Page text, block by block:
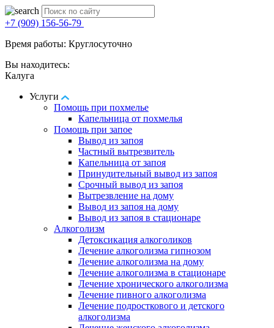
+7 (909) 156-56-79
Время работы: Круглосуточно
Вы находитесь:
Калуга
Услуги
Помощь при похмелье
Капельница от похмелья
Помощь при запое
Вывод из запоя
Частный вытрезвитель
Капельница от запоя
Принудительный вывод из запоя
Срочный вывод из запоя
Вытрезвление на дому
Вывод из запоя на дому
Вывод из запоя в стационаре
Алкоголизм
Детоксикация алкоголиков
Лечение алкоголизма гипнозом
Лечение алкоголизма на дому
Лечение алкоголизма в стационаре
Лечение хронического алкоголизма
Лечение пивного алкоголизма
Лечение подросткового и детского
алкоголизма